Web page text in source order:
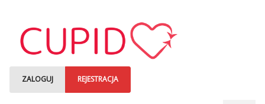
ZALOGUJ REJESTRACJA